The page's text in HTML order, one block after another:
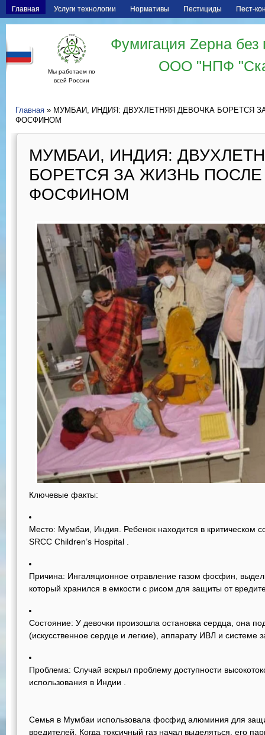
Главная Услуги технологии Нормативы Пестициды Пест-
Мы работаем по
всей России
Фумигация Zерна
ООО "НПФ
Главная » МУМБАИ, ИНДИЯ: ДВУХЛЕТНЯЯ ДЕВОЧКА БОРЕТСЯ
ФОСФИНОМ
МУМБАИ, ИНДИЯ:
БОРЕТСЯ ЗА ЖИЗНЬ
ФОСФИНОМ
Ключевые факты:
Место: Мумбаи, Индия. Ребенок находится в критическом
SRCC Children’s Hospital
Причина: Ингаляционное отравление газом фосфин,
который хранился в емкости с рисом для защиты от
Состояние: У девочки произошла остановка сердца, она
(искусственное сердце и легкие), аппарату ИВЛ и системе
Проблема: Случай вскрыл проблему доступности
использования в Индии
Семья в Мумбаи использовала фосфид алюминия для
вредителей. Когда токсичный газ начал выделяться, его